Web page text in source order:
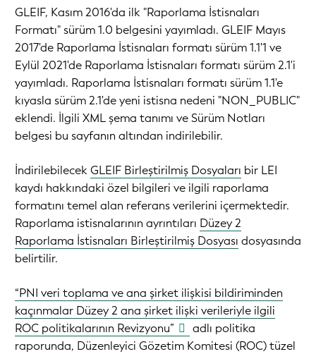
GLEIF, Kasım 2016'da ilk "Raporlama İstisnaları
Formatı" sürüm 1.0 belgesini yayımladı. GLEIF Mayıs
2017'de Raporlama İstisnaları formatı sürüm 1.1'1 ve
Eylül 2021'de Raporlama İstisnaları formatı sürüm 2.1'i
yayımladı. Raporlama İstisnaları formatı sürüm 1.1'e
kıyasla sürüm 2.1'de yeni istisna nedeni "NON_PUBLIC"
eklendi. İlgili XML şema tanımı ve Sürüm Notları
belgesi bu sayfanın altından indirilebilir.
İndirilebilecek GLEIF Birleştirilmiş Dosyaları bir LEI
kaydı hakkındaki özel bilgileri ve ilgili raporlama
formatını temel alan referans verilerini içermektedir.
Raporlama istisnalarının ayrıntıları Düzey 2
Raporlama İstisnaları Birleştirilmiş Dosyası dosyasında
belirtilir.
“PNI veri toplama ve ana şirket ilişkisi bildiriminden
kaçınmalar Düzey 2 ana şirket ilişki verileriyle ilgili
ROC politikalarının Revizyonu”
adlı politika
raporunda, Düzenleyici Gözetim Komitesi (ROC) tüzel